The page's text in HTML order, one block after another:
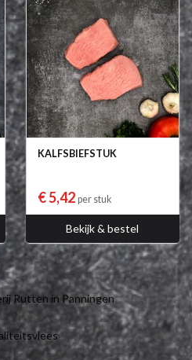
KALFSBIEFSTUK
€ 5,42 per stuk
Bekijk & bestel
Rutten in Panningen